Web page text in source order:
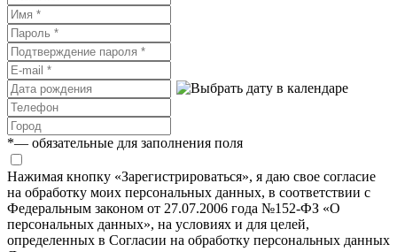
*— обязательные для заполнения поля
Нажимая кнопку «Зарегистрироваться», я даю свое согласие
на обработку моих персональных данных, в соответствии с
Федеральным законом от 27.07.2006 года №152-ФЗ «О
персональных данных», на условиях и для целей,
определенных в Согласии на обработку персональных данных